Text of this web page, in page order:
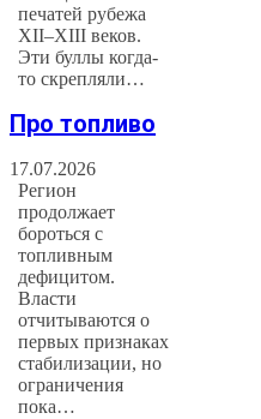
печатей рубежа
XII–XIII веков.
Эти буллы когда-
то скрепляли…
Про топливо
17.07.2026
Регион
продолжает
бороться с
топливным
дефицитом.
Власти
отчитываются о
первых признаках
стабилизации, но
ограничения
пока…